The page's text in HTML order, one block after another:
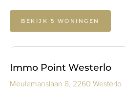
BEKIJK 5 WONINGEN
Immo Point Westerlo
Meulemanslaan 8, 2260 Westerlo